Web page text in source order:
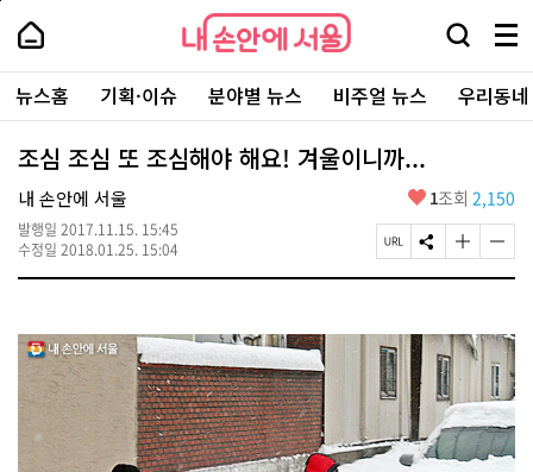
본
로
가
내
손
안
에
서
울
-
서
울
시
대
표
소
털
내
손
에
울
검
창
열
기
메
뉴
전
체
보
주
요
서
뉴스홈 기획·이슈 분야별 뉴스 비주얼 뉴스 우리동
조심 조심 또 조심해야 해요! 겨울이니까...
내 손안에 서울
발행일 2017.11.15. 15:45
수정일 2018.01.25. 15:04
좋
요
1조회 2,150
페
이
R
L
복
사
S
N
유
하
기
글
자
크
게
변
하
기
글
자
작
게
변
경
하
기
페
상
단
로